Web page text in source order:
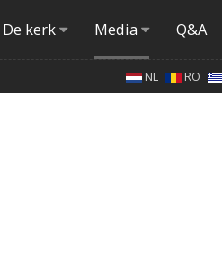
De kerk Media Q&A
NL RO